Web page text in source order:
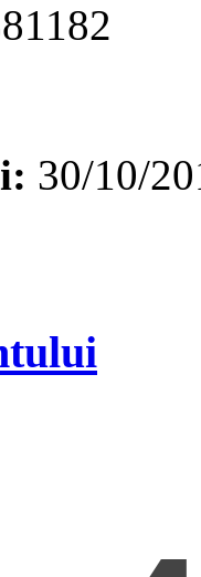
30/10/